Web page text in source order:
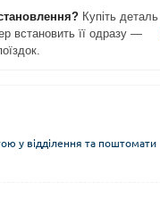
Купіть деталь
встановить її одразу —
у відділення та поштомати